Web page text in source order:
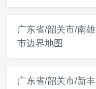
广东省/韶关市/南雄
市边界地图
广东省/韶关市/新丰